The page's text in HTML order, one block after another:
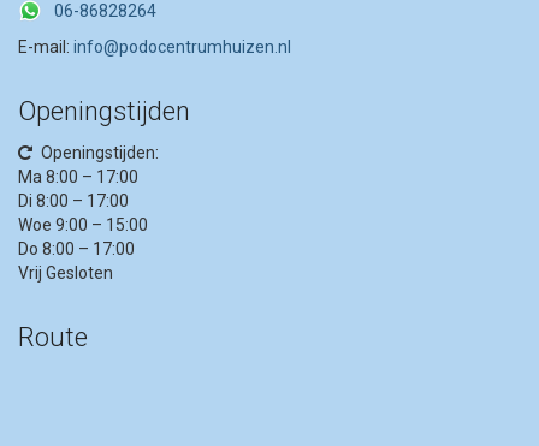
06-86828264
E-mail: info@podocentrumhuizen.nl
Openingstijden
Openingstijden:
Ma 8:00 – 17:00
Di 8:00 – 17:00
Woe 9:00 – 15:00
Do 8:00 – 17:00
Vrij Gesloten
Route